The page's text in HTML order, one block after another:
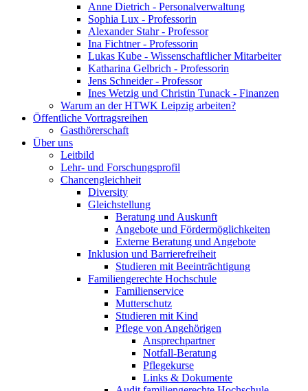
Anne Dietrich - Personalverwaltung
Sophia Lux - Professorin
Alexander Stahr - Professor
Ina Fichtner - Professorin
Lukas Kube - Wissenschaftlicher Mitarbeiter
Katharina Gelbrich - Professorin
Jens Schneider - Professor
Ines Wetzig und Christin Tunack - Finanzen
Warum an der HTWK Leipzig arbeiten?
Öffentliche Vortragsreihen
Gasthörerschaft
Über uns
Leitbild
Lehr- und Forschungsprofil
Chancengleichheit
Diversity
Gleichstellung
Beratung und Auskunft
Angebote und Fördermöglichkeiten
Externe Beratung und Angebote
Inklusion und Barrierefreiheit
Studieren mit Beeinträchtigung
Familiengerechte Hochschule
Familienservice
Mutterschutz
Studieren mit Kind
Pflege von Angehörigen
Ansprechpartner
Notfall-Beratung
Pflegekurse
Links & Dokumente